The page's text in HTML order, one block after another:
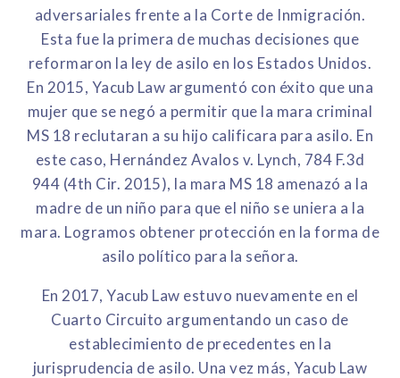
adversariales frente a la Corte de Inmigración.
Esta fue la primera de muchas decisiones que
reformaron la ley de asilo en los Estados Unidos.
En 2015, Yacub Law argumentó con éxito que una
mujer que se negó a permitir que la mara criminal
MS 18 reclutaran a su hijo calificara para asilo. En
este caso, Hernández Avalos v. Lynch, 784 F.3d
944 (4th Cir. 2015), la mara MS 18 amenazó a la
madre de un niño para que el niño se uniera a la
mara. Logramos obtener protección en la forma de
asilo político para la señora.
En 2017, Yacub Law estuvo nuevamente en el
Cuarto Circuito argumentando un caso de
establecimiento de precedentes en la
jurisprudencia de asilo. Una vez más, Yacub Law